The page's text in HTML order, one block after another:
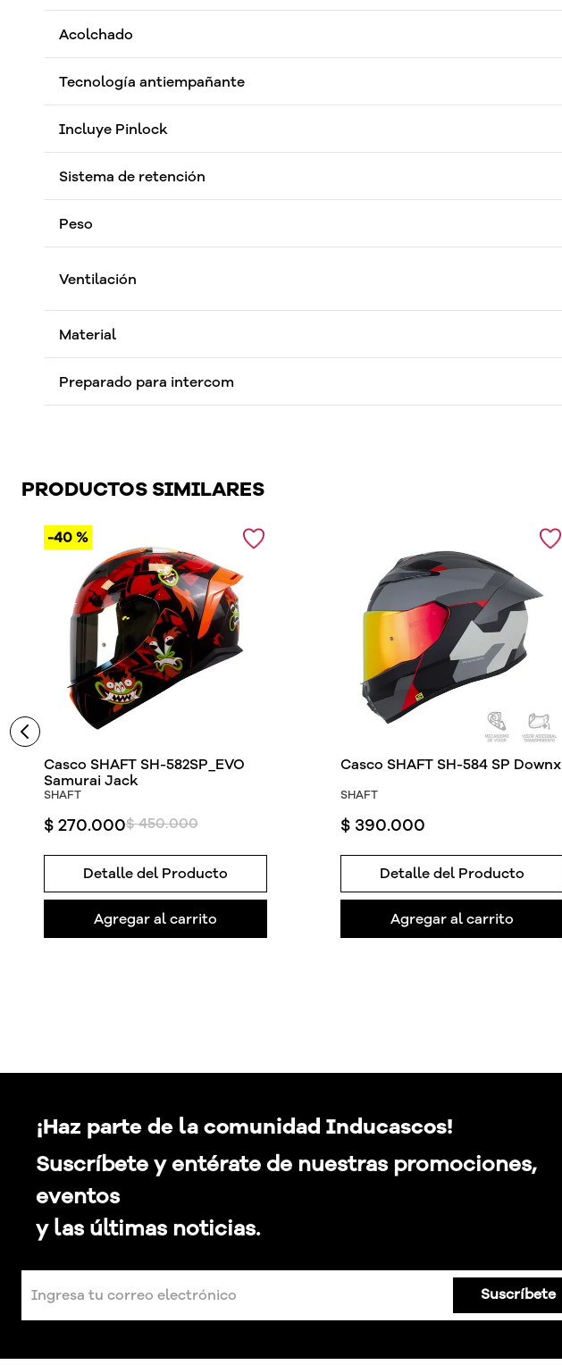
Acolchado
Tecnología antiempañante
Incluye Pinlock
Sistema de retención
Peso
Ventilación
Material
Preparado para intercom
PRODUCTOS SIMILARES
-40 %
Casco SHAFT SH-582SP_EVO
Samurai Jack
SHAFT
$ 270.000$450.000
Detalle del Producto
Agregar al carrito
Casco SHAFT SH-584 SP Downx
SHAFT
$ 390.000
Detalle del Producto
Agregar al carrito
¡Haz parte de la comunidad Inducascos!
Suscríbete y entérate de nuestras promociones,
eventos
y las últimas noticias.
Suscríbete